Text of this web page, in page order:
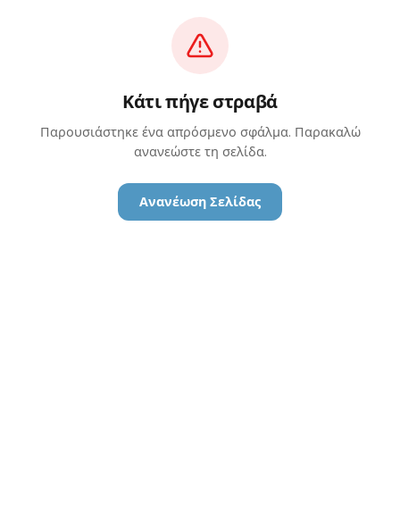
Κάτι πήγε στραβά
Παρουσιάστηκε ένα απρόσμενο σφάλμα. Παρακαλώ
ανανεώστε τη σελίδα.
Ανανέωση Σελίδας